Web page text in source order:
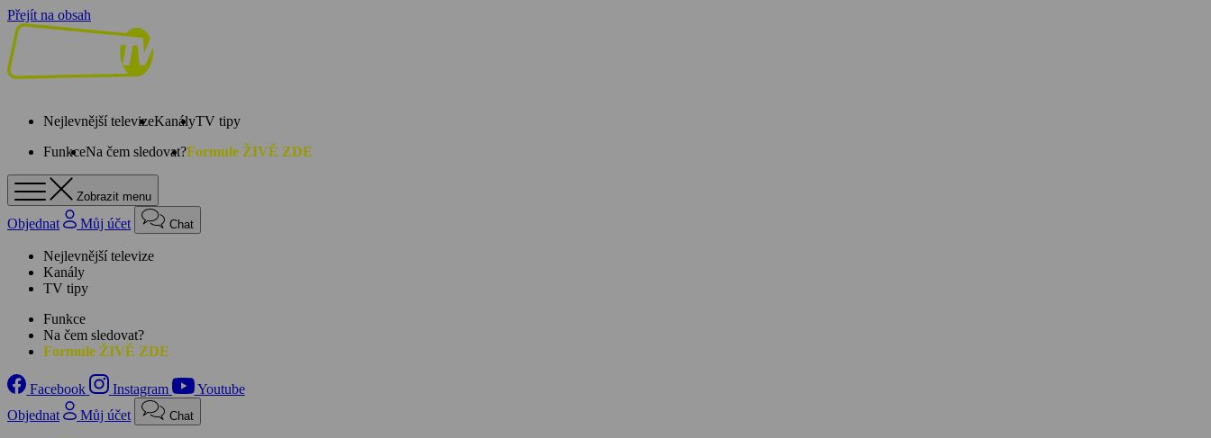
Přejít na obsah
Nejlevnější televizeKanályTV tipy
FunkceNa čem sledovat?Formule ŽIVĚ ZDE
Zobrazit menu
Objednat Můj účet Chat
Nejlevnější televize
Kanály
TV tipy
Funkce
Na čem sledovat?
Formule ŽIVĚ ZDE
Facebook Instagram
Youtube
Objednat
Můj účet Chat